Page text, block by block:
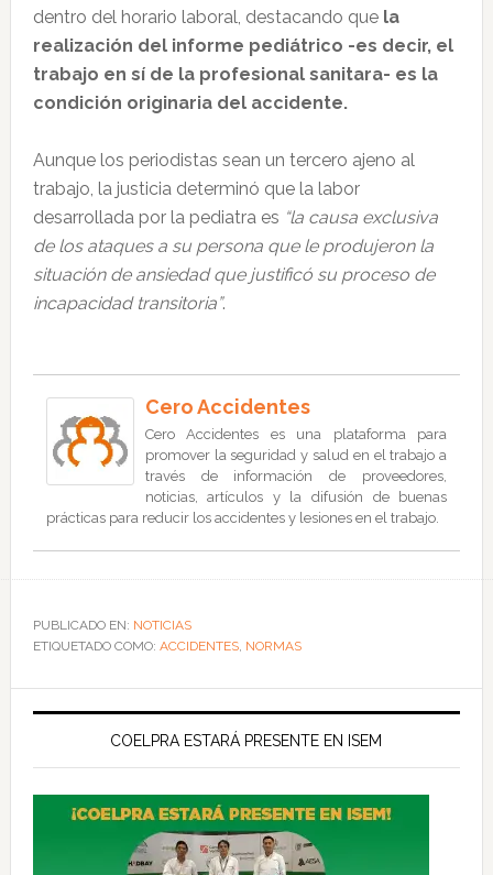
dentro del horario laboral, destacando que la
realización del informe pediátrico -es decir, el
trabajo en sí de la profesional sanitara- es la
condición originaria del accidente.
Aunque los periodistas sean un tercero ajeno al
trabajo, la justicia determinó que la labor
desarrollada por la pediatra es “la causa exclusiva
de los ataques a su persona que le produjeron la
situación de ansiedad que justificó su proceso de
incapacidad transitoria”.
Cero Accidentes
Cero Accidentes es una plataforma para
promover la seguridad y salud en el trabajo a
través de información de proveedores,
noticias, artículos y la difusión de buenas
prácticas para reducir los accidentes y lesiones en el trabajo.
PUBLICADO EN: NOTICIAS
ETIQUETADO COMO: ACCIDENTES, NORMAS
COELPRA ESTARÁ PRESENTE EN ISEM